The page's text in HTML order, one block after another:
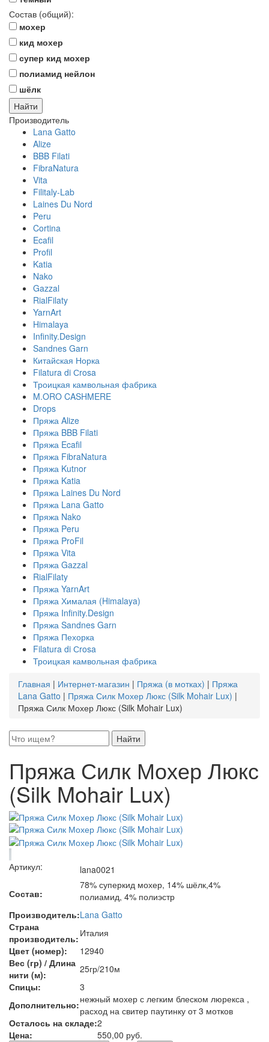
Состав (общий):
мохер
кид мохер
супер кид мохер
полиамид нейлон
шёлк
Производитель
Lana Gatto
Alize
BBB Filati
FibraNatura
Vita
Filitaly-Lab
Laines Du Nord
Peru
Cortina
Ecafil
Profil
Katia
Nako
Gazzal
RialFilaty
YarnArt
Himalaya
Infinity.Design
Sandnes Garn
Китайская Норка
Filatura di Сrosa
Троицкая камвольная фабрика
M.ORO CASHMERE
Drops
Пряжа Alize
Пряжа BBB Filati
Пряжа Ecafil
Пряжа FibraNatura
Пряжа Kutnor
Пряжа Katia
Пряжа Laines Du Nord
Пряжа Lana Gatto
Пряжа Nako
Пряжа Peru
Пряжа ProFil
Пряжа Vita
Пряжа Gazzal
RialFilaty
Пряжа YarnArt
Пряжа Хималая (Himalaya)
Пряжа Infinity.Design
Пряжа Sandnes Garn
Пряжа Пехорка
Filatura di Сrosa
Троицкая камвольная фабрика
Главная | Интернет-магазин | Пряжа (в мотках) | Пряжа
Lana Gatto | Пряжа Силк Мохер Люкс (Silk Mohair Lux) |
Пряжа Силк Мохер Люкс (Silk Mohair Lux)
Пряжа Силк Мохер Люкс
(Silk Mohair Lux)
Артикул:
lana0021
Состав:
78% суперкид мохер, 14% шёлк,4%
полиамид, 4% полиэстр
Производитель:Lana Gatto
Страна
производитель: Италия
Цвет (номер):
12940
Вес (гр) / Длина
нити (м):
25гр/210м
Спицы:
3
Дополнительно:нежный мохер с легким блеском люрекса ,
расход на свитер паутинку от 3 мотков
Осталось на складе:2
Цена:
550,00 руб.